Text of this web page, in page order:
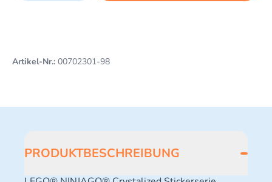
Artikel-Nr.: 00702301-98
PRODUKTBESCHREIBUNG